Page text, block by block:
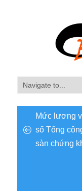
Mức lương
số Tổng
sàn chứng